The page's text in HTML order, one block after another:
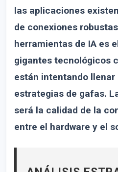
las aplicaciones
de conexiones
herramientas de IA es
gigantes tecnológicos
están intentando llenar
estrategias de gafas.
será la calidad de la
entre el hardware y el